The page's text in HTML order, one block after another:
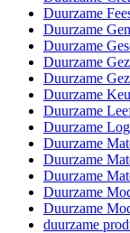
Duurzame
Duurzame
Duurzame
Duurzame
Duurzame
Duurzame
Duurzame
Duurzame
Duurzame
Duurzame
Duurzame
Duurzame
Duurzame
duurzame